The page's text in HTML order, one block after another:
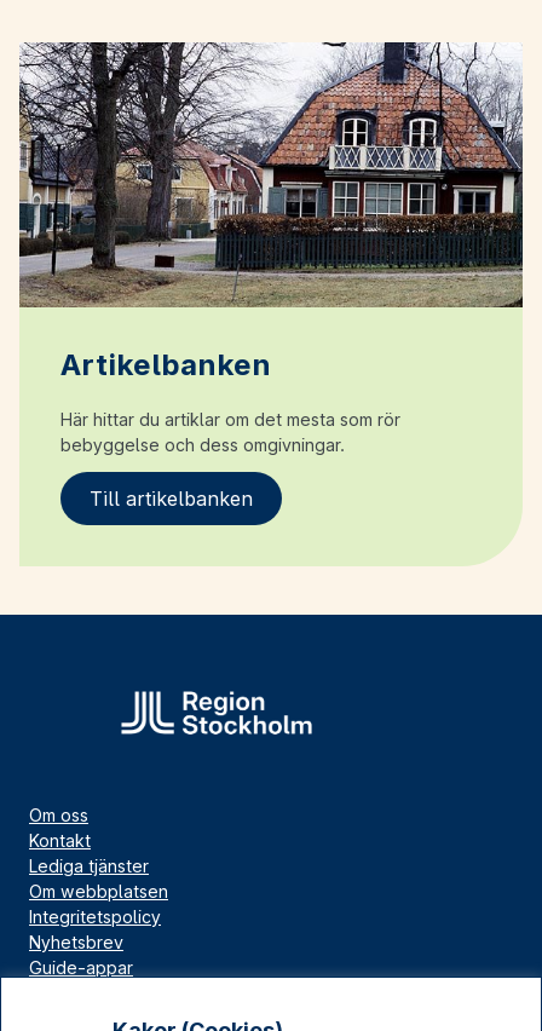
Artikelbanken
Här hittar du artiklar om det mesta som rör
bebyggelse och dess omgivningar.
Till artikelbanken
Om oss
Kontakt
Lediga tjänster
Om webbplatsen
Integritetspolicy
Nyhetsbrev
Guide-appar